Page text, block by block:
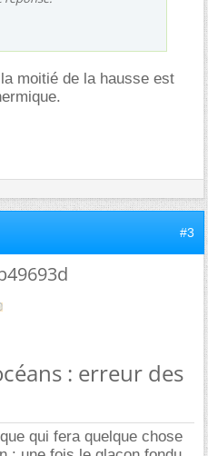
moitié de la hausse est
#3
: erreur des
qui fera quelque chose